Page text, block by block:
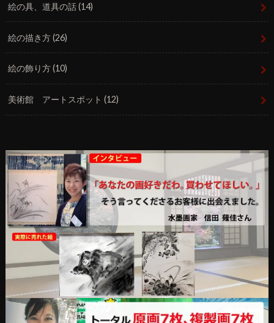
絵の具、道具の話(14)
絵の描き方(26)
絵の飾り方(10)
美術館 アートスポット(12)